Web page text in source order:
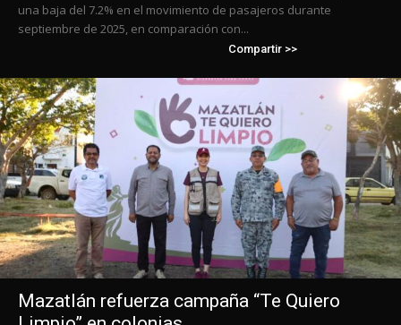
una baja del 7.2% en el movimiento de pasajeros durante
septiembre de 2025, en comparación con...
Compartir >>
Mazatlán refuerza campaña “Te Quiero